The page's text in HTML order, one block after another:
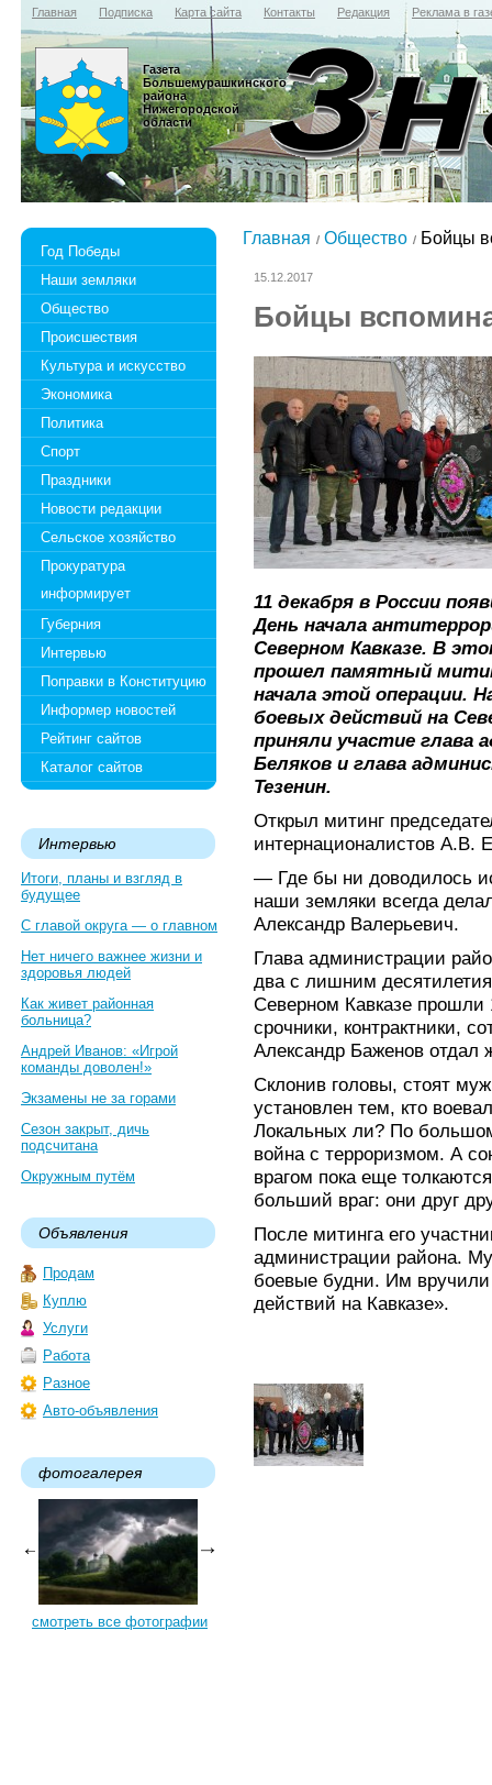
Главная Подписка Карта сайта Контакты Редакция Реклама в
Газета
Большемурашкинского
района
Нижегородской
области
Год Победы
Наши земляки
Общество
Происшествия
Культура и искусство
Экономика
Политика
Спорт
Праздники
Новости редакции
Сельское хозяйство
Прокуратура
информирует
Губерния
Интервью
Поправки в Конституцию
Информер новостей
Рейтинг сайтов
Каталог сайтов
Интервью
Итоги, планы и взгляд в
будущее
С главой округа — о главном
Нет ничего важнее жизни и
здоровья людей
Как живет районная
больница?
Андрей Иванов: «Игрой
команды доволен!»
Экзамены не за горами
Сезон закрыт, дичь
подсчитана
Окружным путём
Объявления
Продам
Куплю
Услуги
Работа
Разное
Авто-объявления
фотогалерея
смотреть все фотографии
Главная Общество Бойцы
15.12.2017
Бойцы
11 декабря в России
День начала
Северном Кавказе. В
прошел памятный
начала этой операции.
боевых действий на
приняли участие глава
Беляков и глава
Тезенин.
Открыл митинг
интернационалистов А.В.
— Где бы ни доводилось
наши земляки всегда
Александр Валерьевич.
Глава администрации
два с лишним
Северном Кавказе
срочники, контрактники,
Александр Баженов отдал
Склонив головы, стоят
установлен тем, кто
Локальных ли? По
война с терроризмом. А
врагом пока еще
больший враг: они друг
После митинга его
администрации района.
боевые будни. Им
действий на Кавказе».